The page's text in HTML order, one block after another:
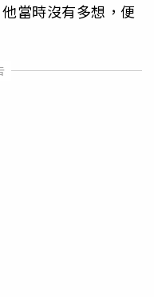
當時沒有多想，便